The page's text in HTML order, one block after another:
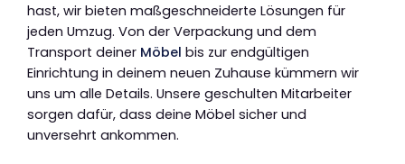
hast, wir bieten maßgeschneiderte Lösungen für
jeden Umzug. Von der Verpackung und dem
Transport deiner Möbel bis zur endgültigen
Einrichtung in deinem neuen Zuhause kümmern wir
uns um alle Details. Unsere geschulten Mitarbeiter
sorgen dafür, dass deine Möbel sicher und
unversehrt ankommen.